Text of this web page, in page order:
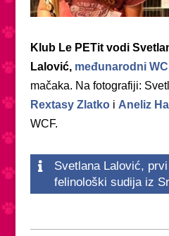
Klub Le PETit vodi
Lalović, međunarodni
mačaka. Na fotografiji:
Rextasy Zlatko i Aneliz
WCF.
Svetlana Lalović,
felinološki sudija iz